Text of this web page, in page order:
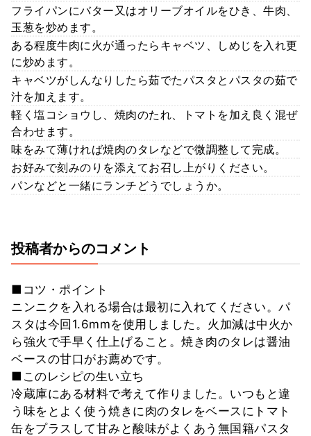
フライパンにバター又はオリーブオイルをひき、牛肉、
玉葱を炒めます。
ある程度牛肉に火が通ったらキャベツ、しめじを入れ更
に炒めます。
キャベツがしんなりしたら茹でたパスタとパスタの茹で
汁を加えます。
軽く塩コショウし、焼肉のたれ、トマトを加え良く混ぜ
合わせます。
味をみて薄ければ焼肉のタレなどで微調整して完成。
お好みで刻みのりを添えてお召し上がりください。
パンなどと一緒にランチどうでしょうか。
投稿者からのコメント
■コツ・ポイント
ニンニクを入れる場合は最初に入れてください。パ
スタは今回1.6mmを使用しました。火加減は中火か
ら強火で手早く仕上げること。焼き肉のタレは醤油
ベースの甘口がお薦めです。
■このレシピの生い立ち
冷蔵庫にある材料で考えて作りました。いつもと違
う味をとよく使う焼きに肉のタレをベースにトマト
缶をプラスして甘みと酸味がよくあう無国籍パスタ